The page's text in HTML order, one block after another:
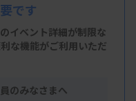
第2ビル4階 No141
です
イベント詳細が制限な
な機能がご利用いただ
のみなさまへ